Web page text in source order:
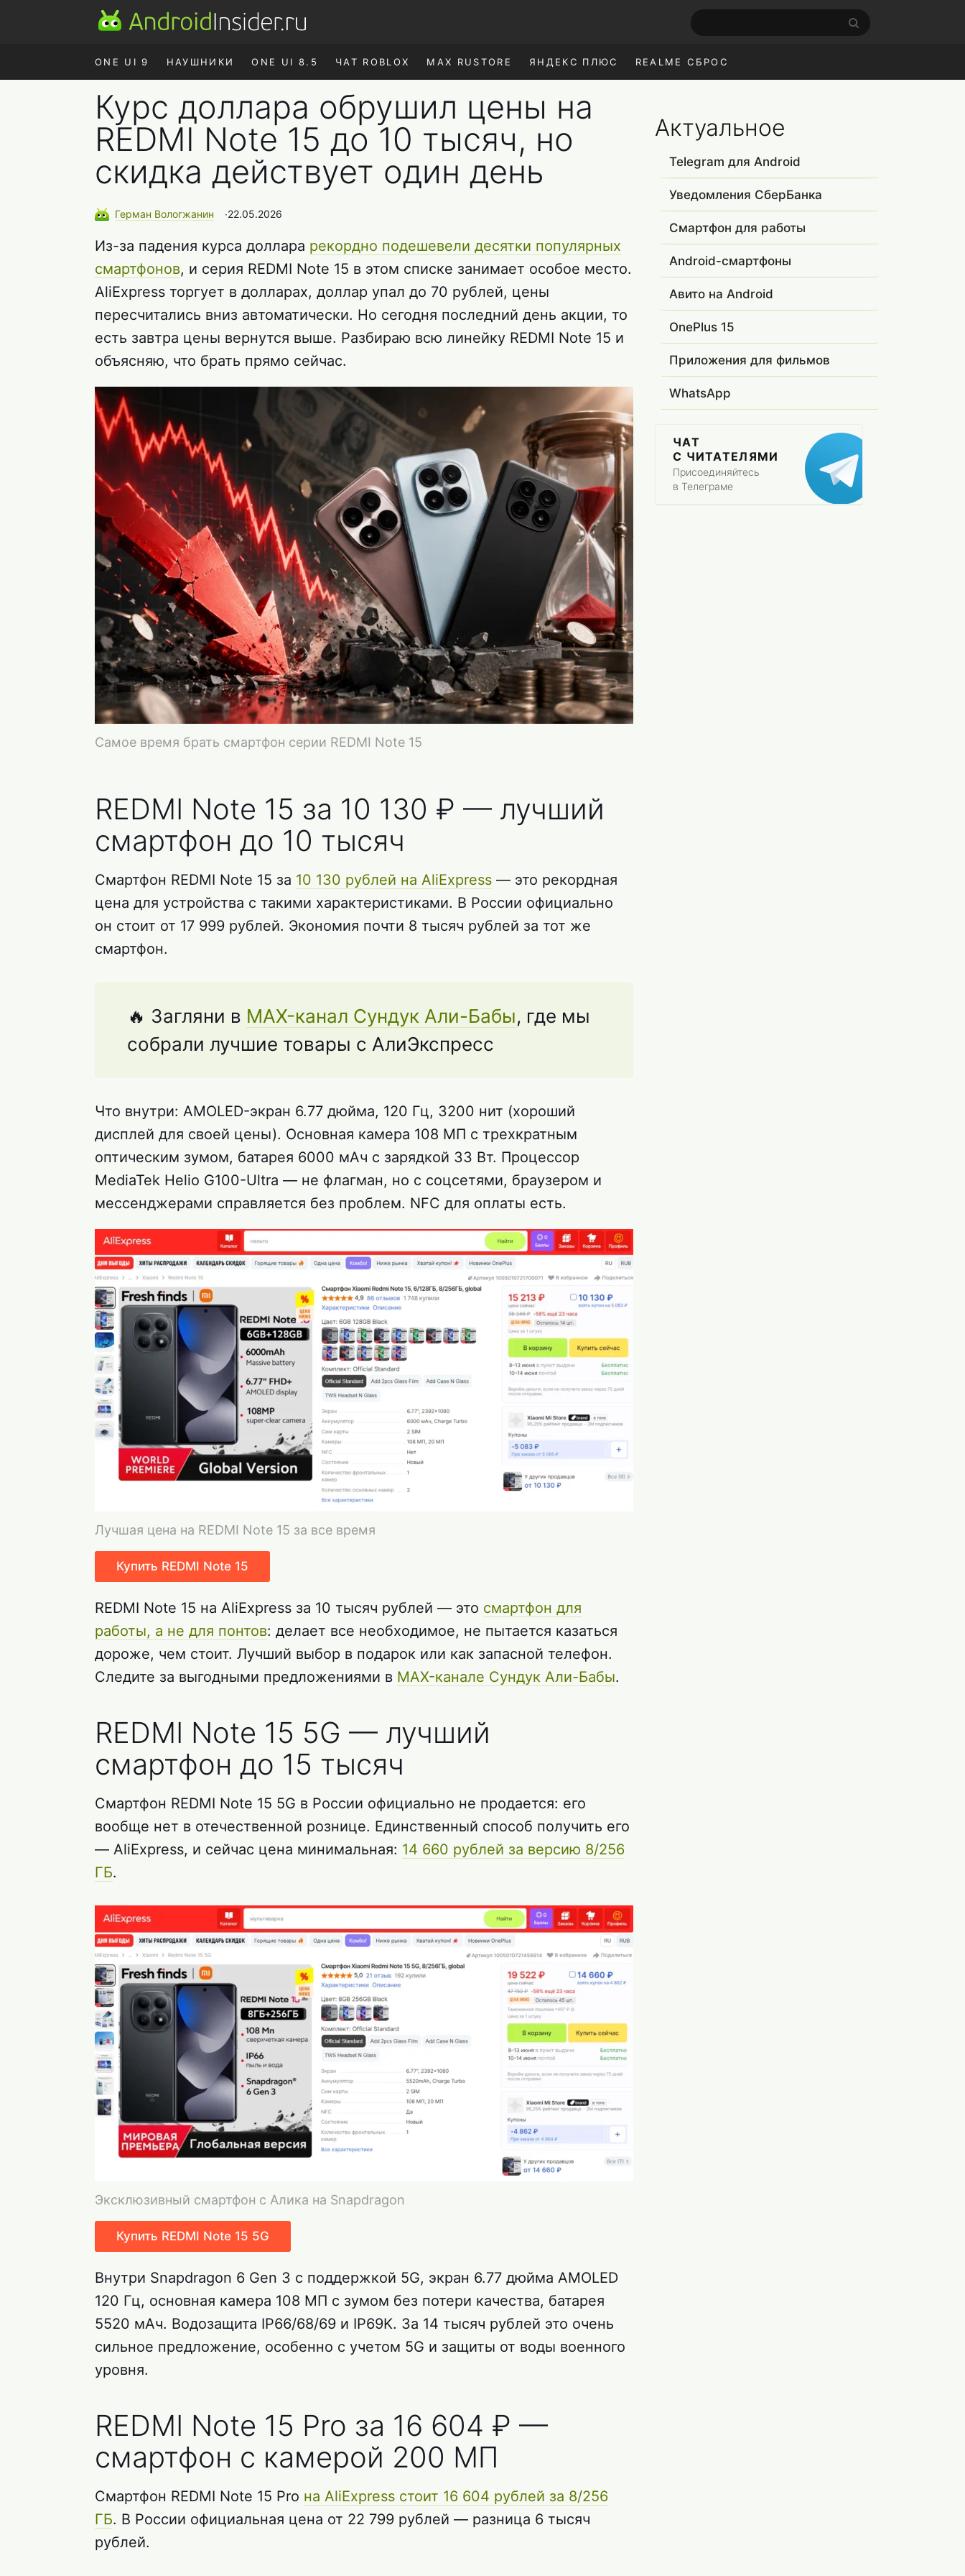
ONE UI 9 НАУШНИКИ ONE UI 8.5 ЧАТ ROBLOX MAX RUSTORE ЯНДЕКС ПЛЮС REALME СБРОС
Курс доллара обрушил цены на
REDMI Note 15 до 10 тысяч, но
скидка действует один день
Герман Вологжанин ∙22.05.2026
Из-за падения курса доллара рекордно подешевели десятки популярных
смартфонов, и серия REDMI Note 15 в этом списке занимает особое место.
AliExpress торгует в долларах, доллар упал до 70 рублей, цены
пересчитались вниз автоматически. Но сегодня последний день акции, то
есть завтра цены вернутся выше. Разбираю всю линейку REDMI Note 15 и
объясняю, что брать прямо сейчас.
Самое время брать смартфон серии REDMI Note 15
REDMI Note 15 за 10 130 ₽ — лучший
смартфон до 10 тысяч
Смартфон REDMI Note 15 за 10 130 рублей на AliExpress — это рекордная
цена для устройства с такими характеристиками. В России официально
он стоит от 17 999 рублей. Экономия почти 8 тысяч рублей за тот же
смартфон.
🔥 Загляни в MAX-канал Сундук Али-Бабы, где мы
собрали лучшие товары с АлиЭкспресс
Что внутри: AMOLED-экран 6.77 дюйма, 120 Гц, 3200 нит (хороший
дисплей для своей цены). Основная камера 108 МП с трехкратным
оптическим зумом, батарея 6000 мАч с зарядкой 33 Вт. Процессор
MediaTek Helio G100-Ultra — не флагман, но с соцсетями, браузером и
мессенджерами справляется без проблем. NFC для оплаты есть.
Лучшая цена на REDMI Note 15 за все время
Купить REDMI Note 15
REDMI Note 15 на AliExpress за 10 тысяч рублей — это смартфон для
работы, а не для понтов: делает все необходимое, не пытается казаться
дороже, чем стоит. Лучший выбор в подарок или как запасной телефон.
Следите за выгодными предложениями в MAX-канале Сундук Али-Бабы.
REDMI Note 15 5G — лучший
смартфон до 15 тысяч
Смартфон REDMI Note 15 5G в России официально не продается: его
вообще нет в отечественной рознице. Единственный способ получить его
— AliExpress, и сейчас цена минимальная: 14 660 рублей за версию 8/256
ГБ.
Эксклюзивный смартфон с Алика на Snapdragon
Купить REDMI Note 15 5G
Внутри Snapdragon 6 Gen 3 с поддержкой 5G, экран 6.77 дюйма AMOLED
120 Гц, основная камера 108 МП с зумом без потери качества, батарея
5520 мАч. Водозащита IP66/68/69 и IP69K. За 14 тысяч рублей это очень
сильное предложение, особенно с учетом 5G и защиты от воды военного
уровня.
REDMI Note 15 Pro за 16 604 ₽ —
смартфон с камерой 200 МП
Смартфон REDMI Note 15 Pro на AliExpress стоит 16 604 рублей за 8/256
ГБ. В России официальная цена от 22 799 рублей — разница 6 тысяч
рублей.
Актуальное
Telegram для Android
Уведомления СберБанка
Смартфон для работы
Android-смартфоны
Авито на Android
OnePlus 15
Приложения для фильмов
WhatsApp
ЧАТ
С ЧИТАТЕЛЯМИ
Присоединяйтесь
в Телеграме